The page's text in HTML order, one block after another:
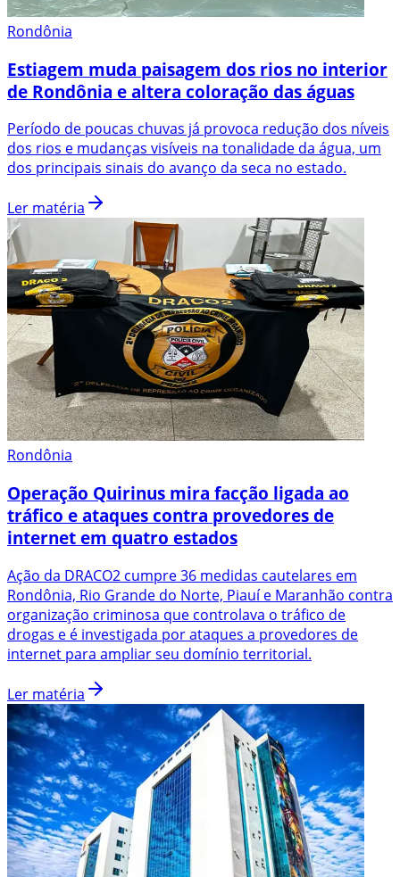
Rondônia
Estiagem muda paisagem dos rios no interior
de Rondônia e altera coloração das águas
Período de poucas chuvas já provoca redução dos níveis
dos rios e mudanças visíveis na tonalidade da água, um
dos principais sinais do avanço da seca no estado.
Ler matéria
Rondônia
Operação Quirinus mira facção ligada ao
tráfico e ataques contra provedores de
internet em quatro estados
Ação da DRACO2 cumpre 36 medidas cautelares em
Rondônia, Rio Grande do Norte, Piauí e Maranhão contra
organização criminosa que controlava o tráfico de
drogas e é investigada por ataques a provedores de
internet para ampliar seu domínio territorial.
Ler matéria